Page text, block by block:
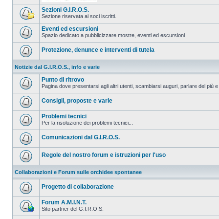
Sezioni G.I.R.O.S.
Sezione riservata ai soci iscritti.
Eventi ed escursioni
Spazio dedicato a pubblicizzare mostre, eventi ed escursioni
Protezione, denunce e interventi di tutela
Notizie dal G.I.R.O.S., info e varie
Punto di ritrovo
Pagina dove presentarsi agli altri utenti, scambiarsi auguri, parlare del più e
Consigli, proposte e varie
Problemi tecnici
Per la risoluzione dei problemi tecnici...
Comunicazioni dal G.I.R.O.S.
Regole del nostro forum e istruzioni per l'uso
Collaborazioni e Forum sulle orchidee spontanee
Progetto di collaborazione
Forum A.M.I.N.T.
Sito partner del G.I.R.O.S.